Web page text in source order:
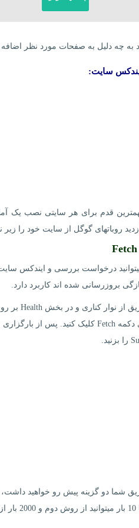
کد به چه دلیل به صفحات مورد نظر
سایت:
قدم برای هر سایتی نصب یک
روباتهای گوگل از سایت خود را زیر
درخواست بررسی و ایندکس
بروزرسانی شده اند کاربرد دارد.
شما دو گزینه پیش رو خواهید داشت،